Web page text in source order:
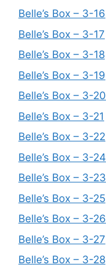
Belle’s Box – 3-16
Belle’s Box – 3-17
Belle’s Box – 3-18
Belle’s Box – 3-19
Belle’s Box – 3-20
Belle’s Box – 3-21
Belle’s Box – 3-22
Belle’s Box – 3-24
Belle’s Box – 3-23
Belle’s Box – 3-25
Belle’s Box – 3-26
Belle’s Box – 3-27
Belle’s Box – 3-28